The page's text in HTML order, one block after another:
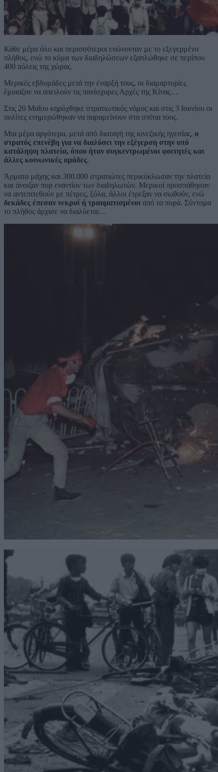
Κάθε μέρα όλο και περισσότεροι ενώνονταν με το εξεγερμένο
πλήθος, ενώ το κύμα των διαδηλώσεων εξαπλώθηκε σε περίπου
400 πόλεις της χώρας.
Μερικές εβδομάδες μετά την έναρξή τους, οι διαμαρτυρίες
έμοιαζαν να απειλούν τις πανίσχυρες Αρχές της Κίνας…
Στις 20 Μαΐου κηρύχθηκε στρατιωτικός νόμος και στις 3 Ιουνίου οι
πολίτες ενημερώθηκαν να παραμείνουν στα σπίτια τους.
Μια μέρα αργότερα, μετά από διαταγή της κινεζικής ηγεσίας, ο
στρατός επενέβη για να διαλύσει την εξέγερση στην υπό
κατάληψη πλατεία, όπου ήταν συγκεντρωμένοι φοιτητές και
άλλες κοινωνικές ομάδες.
Άρματα μάχης και 300.000 στρατιώτες περικύκλωσαν την πλατεία
και άνοιξαν πυρ εναντίον των διαδηλωτών. Μερικοί προσπάθησαν
να αντεπιτεθούν με πέτρες, ξύλα, άλλοι έτρεξαν να σωθούν, ενώ
δεκάδες έπεσαν νεκροί ή τραυματισμένοι από τα πυρά. Σύντομα
το πλήθος άρχισε να διαλύεται…